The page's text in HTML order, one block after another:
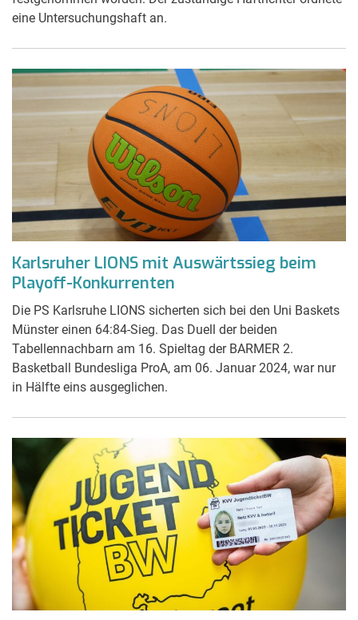
eine Untersuchungshaft an.
Karlsruher LIONS mit Auswärtssieg beim
Playoff-Konkurrenten
Die PS Karlsruhe LIONS sicherten sich bei den Uni Baskets
Münster einen 64:84-Sieg. Das Duell der beiden
Tabellennachbarn am 16. Spieltag der BARMER 2.
Basketball Bundesliga ProA, am 06. Januar 2024, war nur
in Hälfte eins ausgeglichen.